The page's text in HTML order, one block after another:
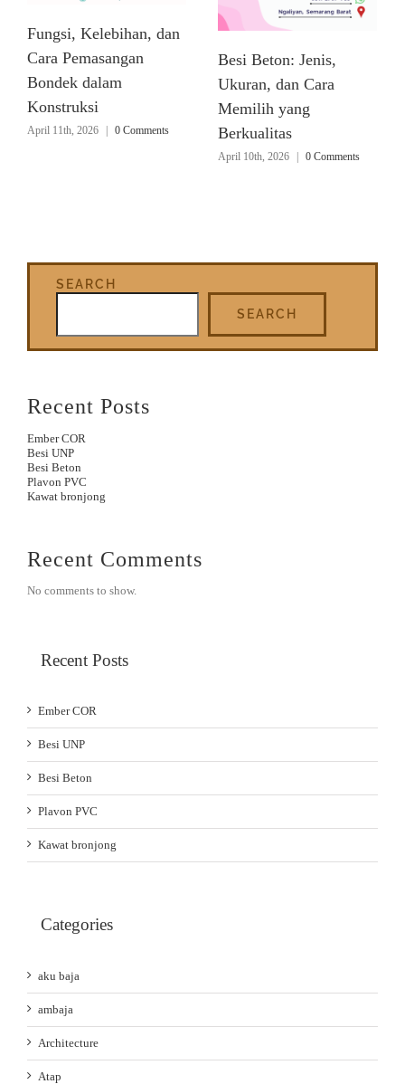
Fungsi, Kelebihan, dan
Cara Pemasangan
Bondek dalam
Konstruksi
April 11th, 2026 0 Comments
Besi Beton: Jenis,
Ukuran, dan Cara
Memilih yang
Berkualitas
April 10th, 2026 0 Comments
SEARCH
SEARCH
Recent Posts
Ember COR
Besi UNP
Besi Beton
Plavon PVC
Kawat bronjong
Recent Comments
No comments to show.
Recent Posts
Ember COR
Besi UNP
Besi Beton
Plavon PVC
Kawat bronjong
Categories
aku baja
ambaja
Architecture
Atap